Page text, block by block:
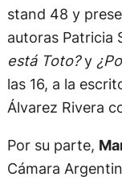
stand 48 y
autoras Patricia
está Toto?y
las 16, a la
Álvarez Rivera
Por su parte,
Cámara